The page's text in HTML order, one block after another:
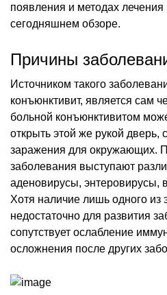
появления и методах лечения
сегодняшнем обзоре.
Причины
Источником такого
конъюнктивит, является сам
больной конъюнктивитом
открыть этой же рукой дверь,
заражения для окружающих.
заболевания выступают
аденовирусы, энтеровирусы,
Хотя наличие лишь одного из
недостаточно для развития
сопутствует ослабление
осложнения после других